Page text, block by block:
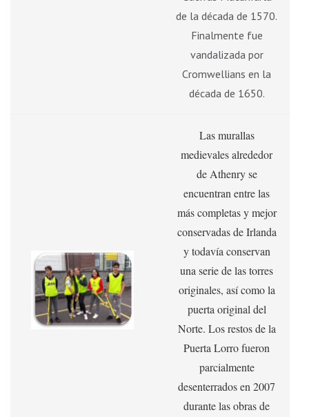
de la década de 1570.
Finalmente fue
vandalizada por
Cromwellians en la
década de 1650.
Las murallas
medievales alrededor
de Athenry se
encuentran entre las
más completas y mejor
conservadas de Irlanda
y todavía conservan
una serie de las torres
originales, así como la
puerta original del
Norte. Los restos de la
Puerta Lorro fueron
parcialmente
desenterrados en 2007
durante las obras de